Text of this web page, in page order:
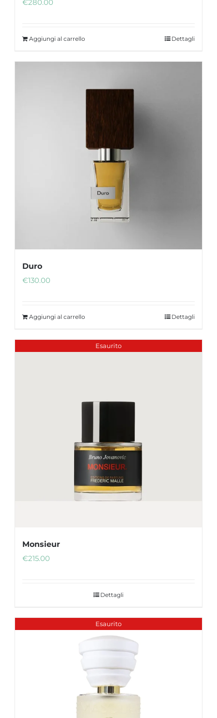
€280.00
Aggiungi al carrello Dettagli
Duro
€130.00
Aggiungi al carrello Dettagli
Esaurito
Monsieur
€215.00
Dettagli
Esaurito